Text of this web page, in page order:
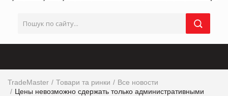
TradeMaster Товари та ринки
Все новости
Цены невозможно сдержать только административными